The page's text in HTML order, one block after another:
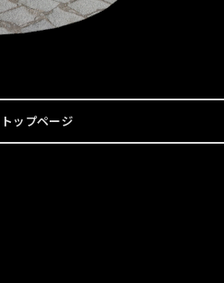
トップページ